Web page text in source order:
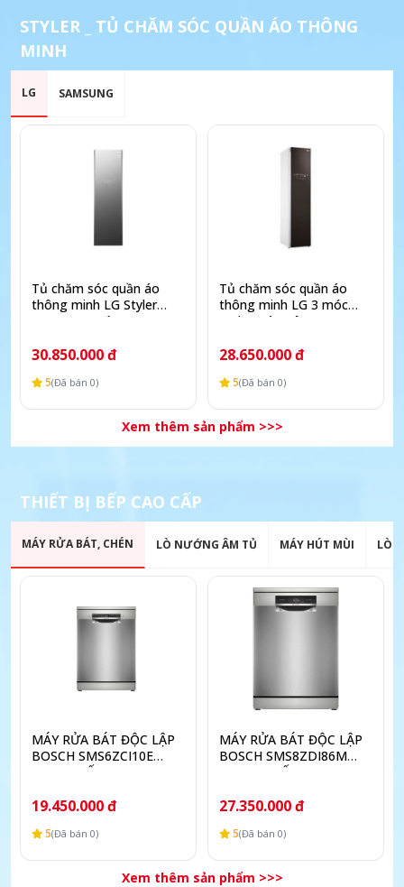
STYLER _ TỦ CHĂM SÓC QUẦN ÁO THÔNG
MINH
LG SAMSUNG
Tủ chăm sóc quần áo
thông minh LG Styler
Inverter 5 móc S5MB
30.850.000 đ
5(Đã bán 0)
Tủ chăm sóc quần áo
thông minh LG 3 móc
Styler màu nâu S3RF
28.650.000 đ
5(Đã bán 0)
Xem thêm sản phẩm >>>
THIẾT BỊ BẾP CAO CẤP
MÁY RỬA BÁT, CHÉN LÒ NƯỚNG ÂM TỦ MÁY HÚT MÙI LÒ
MÁY RỬA BÁT ĐỘC LẬP
BOSCH SMS6ZCI10E
SERIE 6 SẤY ZEOLITH
19.450.000 đ
5(Đã bán 0)
MÁY RỬA BÁT ĐỘC LẬP
BOSCH SMS8ZDI86M
SERIES 8 SẤY ZEOLITH
27.350.000 đ
5(Đã bán 0)
Xem thêm sản phẩm >>>